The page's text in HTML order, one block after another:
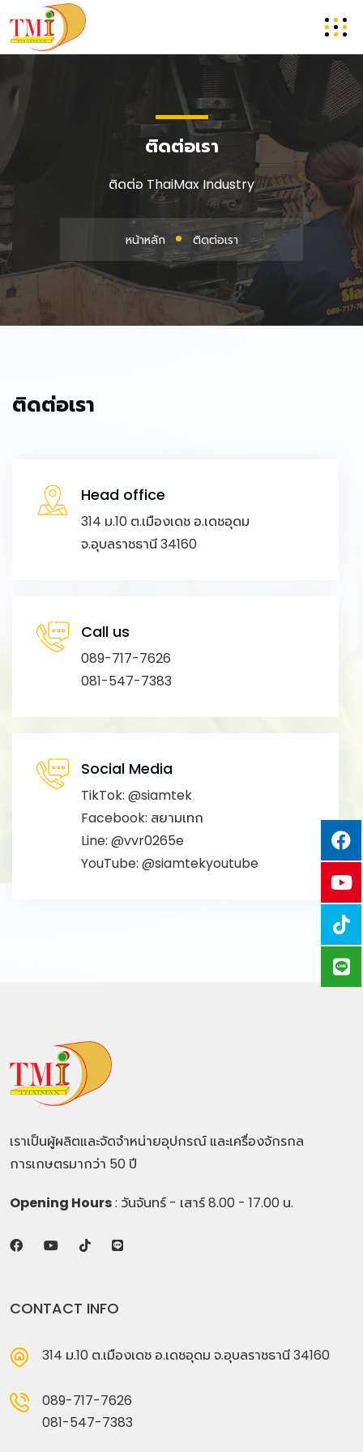
ติดต่อเรา
ติดต่อ ThaiMax Industry
หน้าหลัก ติดต่อเรา
ติดต่อเรา
Head office
314 ม.10 ต.เมืองเดช อ.เดชอุดม
จ.อุบลราชธานี 34160
Call us
089-717-7626
081-547-7383
Social Media
TikTok: @siamtek
Facebook: สยามเทก
Line: @vvr0265e
YouTube: @siamtekyoutube
เราเป็นผู้ผลิตและจัดจำหน่ายอุปกรณ์ และเครื่องจักรกล
การเกษตรมากว่า 50 ปี
Opening Hours: วันจันทร์ - เสาร์ 8.00 - 17.00 น.
CONTACT INFO
314 ม.10 ต.เมืองเดช อ.เดชอุดม จ.อุบลราชธานี 34160
089-717-7626
081-547-7383